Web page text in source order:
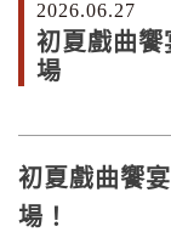
2026.06.27
初夏戲曲
場
初夏戲曲饗
場！